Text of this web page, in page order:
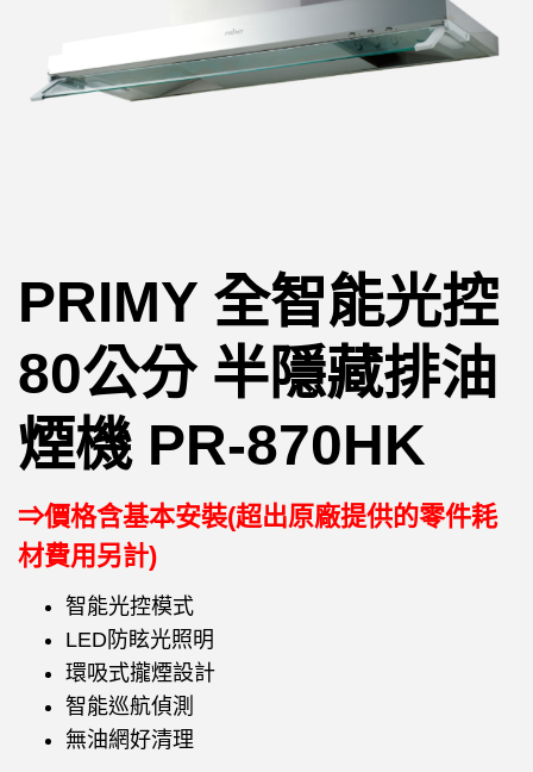
PRIMY 全智能光控
80公分 半隱藏排油
煙機 PR-870HK
⇒價格含基本安裝(超出原廠提供的零件耗
材費用另計)
智能光控模式
LED防眩光照明
環吸式攏煙設計
智能巡航偵測
無油網好清理